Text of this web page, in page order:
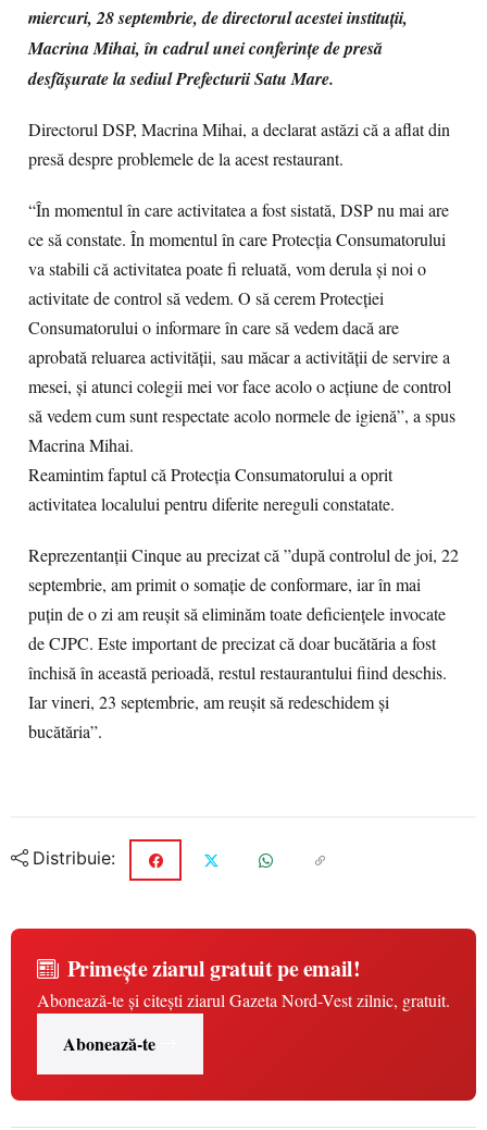
miercuri, 28 septembrie, de directorul acestei instituții,
Macrina Mihai, în cadrul unei conferințe de presă
desfășurate la sediul Prefecturii Satu Mare.
Directorul DSP, Macrina Mihai, a declarat astăzi că a aflat din
presă despre problemele de la acest restaurant.
“În momentul în care activitatea a fost sistată, DSP nu mai are
ce să constate. În momentul în care Protecţia Consumatorului
va stabili că activitatea poate fi reluată, vom derula şi noi o
activitate de control să vedem. O să cerem Protecţiei
Consumatorului o informare în care să vedem dacă are
aprobată reluarea activităţii, sau măcar a activităţii de servire a
mesei, şi atunci colegii mei vor face acolo o acţiune de control
să vedem cum sunt respectate acolo normele de igienă”, a spus
Macrina Mihai.
Reamintim faptul că Protecția Consumatorului a oprit
activitatea localului pentru diferite nereguli constatate.
Reprezentanții Cinque au precizat că ”după controlul de joi, 22
septembrie, am primit o somație de conformare, iar în mai
puțin de o zi am reușit să eliminăm toate deficiențele invocate
de CJPC. Este important de precizat că doar bucătăria a fost
închisă în această perioadă, restul restaurantului fiind deschis.
Iar vineri, 23 septembrie, am reușit să redeschidem și
bucătăria”.
Distribuie:
Primește ziarul gratuit pe email!
Abonează-te și citești ziarul Gazeta Nord-Vest zilnic, gratuit.
Abonează-te